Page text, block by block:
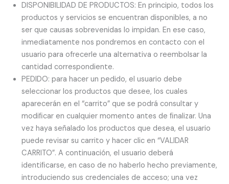
DISPONIBILIDAD DE PRODUCTOS: En principio, todos los
productos y servicios se encuentran disponibles, a no
ser que causas sobrevenidas lo impidan. En ese caso,
inmediatamente nos pondremos en contacto con el
usuario para ofrecerle una alternativa o reembolsar la
cantidad correspondiente.
PEDIDO: para hacer un pedido, el usuario debe
seleccionar los productos que desee, los cuales
aparecerán en el “carrito” que se podrá consultar y
modiﬁcar en cualquier momento antes de ﬁnalizar. Una
vez haya señalado los productos que desea, el usuario
puede revisar su carrito y hacer clic en “VALIDAR
CARRITO”. A continuación, el usuario deberá
identiﬁcarse, en caso de no haberlo hecho previamente,
introduciendo sus credenciales de acceso; una vez